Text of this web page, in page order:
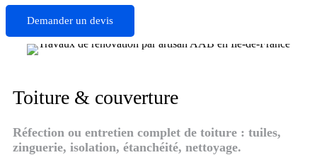
Demander un devis
Toiture & couverture
Réfection ou entretien complet de toiture : tuiles,
zinguerie, isolation, étanchéité, nettoyage.